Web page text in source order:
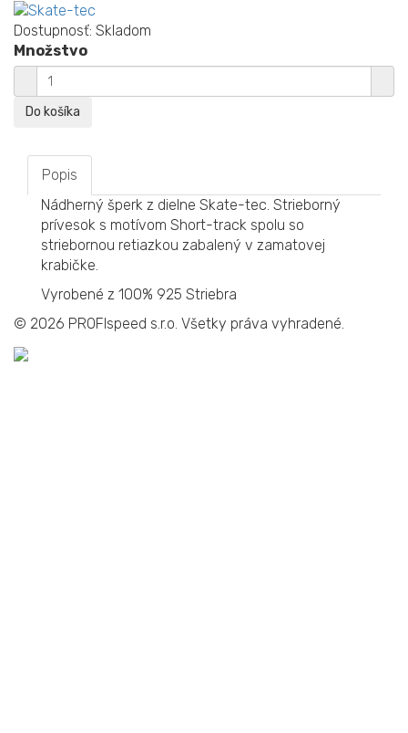
Dostupnosť: Skladom
Množstvo
Popis
Nádherný šperk z dielne Skate-tec. Strieborný
prívesok s motívom Short-track spolu so
striebornou retiazkou zabalený v zamatovej
krabičke.
Vyrobené z 100% 925 Striebra
© 2026 PROFIspeed s.r.o. Všetky práva vyhradené.